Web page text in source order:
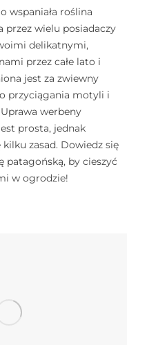
wspaniała roślina
przez wielu posiadaczy
delikatnymi,
przez całe lato i
jest za zwiewny
przyciągania motyli i
werbeny
prosta, jednak
zasad. Dowiedz się
patagońską, by cieszyć
w ogrodzie!